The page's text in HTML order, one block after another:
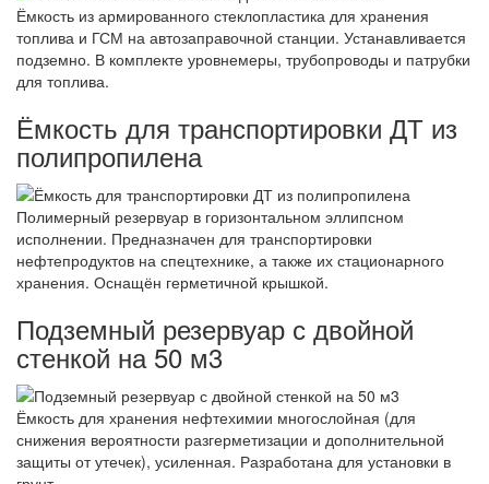
Ёмкость из армированного стеклопластика для хранения
топлива и ГСМ на автозаправочной станции. Устанавливается
подземно. В комплекте уровнемеры, трубопроводы и патрубки
для топлива.
Ёмкость для транспортировки ДТ из
полипропилена
Полимерный резервуар в горизонтальном эллипсном
исполнении. Предназначен для транспортировки
нефтепродуктов на спецтехнике, а также их стационарного
хранения. Оснащён герметичной крышкой.
Подземный резервуар с двойной
стенкой на 50 м3
Ёмкость для хранения нефтехимии многослойная (для
снижения вероятности разгерметизации и дополнительной
защиты от утечек), усиленная. Разработана для установки в